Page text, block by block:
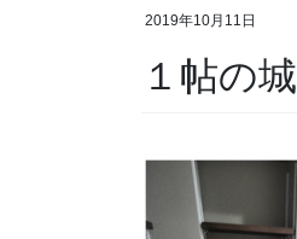
2019年10月11日
１帖の城